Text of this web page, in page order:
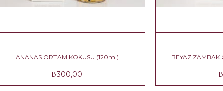
ANANAS ORTAM KOKUSU (120ml)